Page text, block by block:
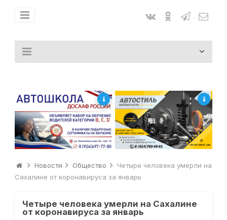
Новости Общество
Четыре человека умерли на
Сахалине от коронавируса за январь
Четыре человека умерли на Сахалине
от коронавируса за январь